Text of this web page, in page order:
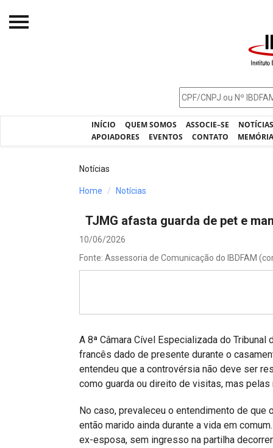
INÍCIO QUEM SOMOS ASSOCIE–SE
APOIADORES
EVENTOS CONTATO
Processos - IBDFAM
Alienação Parental
Encontre um Escritório
IBDFAM Educacional
Notícias
Home Notícias
TJMG afasta guarda de pet e
10/06/2026
Fonte: Assessoria de Comunicação do IBDFAM
A 8ª Câmara Cível Especializada do
francês dado de presente durante o
entendeu que a controvérsia não deve ser
como guarda ou direito de visitas, mas
No caso, prevaleceu o entendimento de que
então marido ainda durante a vida em
ex-esposa, sem ingresso na partilha